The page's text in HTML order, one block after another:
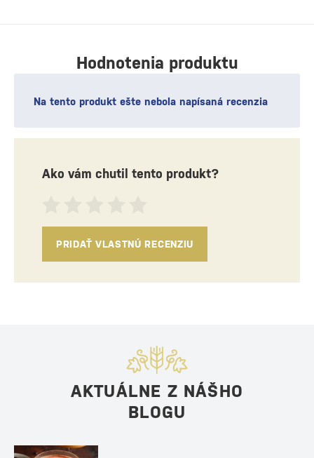
Hodnotenia produktu
Na tento produkt ešte nebola napísaná recenzia
Ako vám chutil tento produkt?
PRIDAŤ VLASTNÚ RECENZIU
AKTUÁLNE Z NÁŠHO
BLOGU